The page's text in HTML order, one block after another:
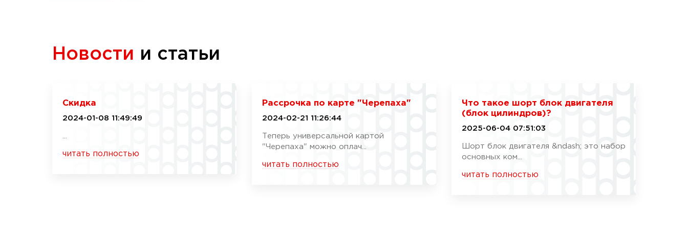
Новости и статьи
Скидка
2024-01-08 11:49:49
читать полностью
Рассрочка по карте "Черепаха"
2024-02-21 11:26:44
Теперь универсальной картой
"Черепаха" можно оплач...
читать полностью
Что такое шорт блок двигателя
(блок цилиндров)?
2025-06-04 07:51:03
Шорт блок двигателя &ndash; это набор
основных ком...
читать полностью